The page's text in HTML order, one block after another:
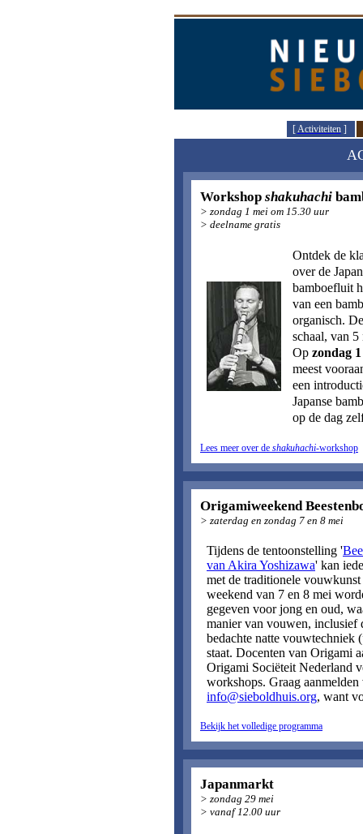
[Activiteiten]
Workshop shakuhachi
> zondag 1 mei om 15.30 uur
> deelname gratis
Ontdek de
over de
bamboefluit
van een
organisch.
schaal, van
Op zondag
meest
een
Japanse
op de dag
Lees meer over de shakuhachi-workshop
Origamiweekend
> zaterdag en zondag 7 en 8 mei
Tijdens de tentoonstelling '
van Akira Yoshizawa' kan
met de traditionele
weekend van 7 en 8 mei
gegeven voor jong en oud,
manier van vouwen, inclusief
bedachte natte vouwtechniek (
staat. Docenten van Origami
Origami Sociëteit Nederland
workshops. Graag aanmelden
info@sieboldhuis.org, want
Bekijk het volledige programma
Japanmarkt
> zondag 29 mei
> vanaf 12.00 uur